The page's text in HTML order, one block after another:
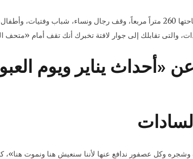
بجوار القبة السماوية بمكتبة الإسكندرية، وعلى باب قاعة مساحتها 260 متراً مربعاً،
والتى تقابلك إلى جوار لافتة تخبرك أنك تقف أمام «متحف
«أحداث يناير ويوم
وكل عصفور ندافع عنها لأننا سنعيش هنا ونموت هنا»،